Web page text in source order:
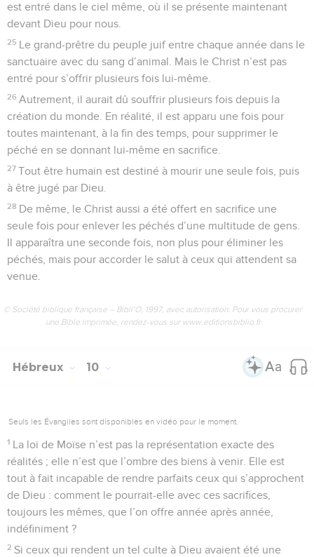
est entré dans le ciel même, où il se présente maintenant
devant Dieu pour nous.
25 Le grand-prêtre du peuple juif entre chaque année dans le
sanctuaire avec du sang d’animal. Mais le Christ n’est pas
entré pour s’offrir plusieurs fois lui-même.
26 Autrement, il aurait dû souffrir plusieurs fois depuis la
création du monde. En réalité, il est apparu une fois pour
toutes maintenant, à la fin des temps, pour supprimer le
péché en se donnant lui-même en sacrifice.
27 Tout être humain est destiné à mourir une seule fois, puis
à être jugé par Dieu.
28 De même, le Christ aussi a été offert en sacrifice une
seule fois pour enlever les péchés d’une multitude de gens.
Il apparaîtra une seconde fois, non plus pour éliminer les
péchés, mais pour accorder le salut à ceux qui attendent sa
venue.
© Société biblique française – Bibli’O, 1997, avec autorisation. Pour vous procurer
une Bible imprimée, rendez-vous sur www.editionsbiblio.fr
Hébreux 10
Seuls les Évangiles sont disponibles en vidéo pour le moment.
1 La loi de Moïse n’est pas la représentation exacte des
réalités ; elle n’est que l’ombre des biens à venir. Elle est
tout à fait incapable de rendre parfaits ceux qui s’approchent
de Dieu : comment le pourrait-elle avec ces sacrifices,
toujours les mêmes, que l’on offre année après année,
indéfiniment ?
2 Si ceux qui rendent un tel culte à Dieu avaient été une